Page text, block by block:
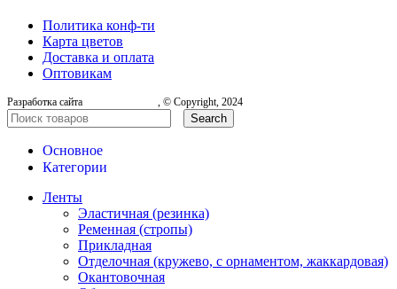
Политика конф-ти
Карта цветов
Доставка и оплата
Оптовикам
Разработка сайта , © Copyright, 2024
Search
Основное
Категории
Ленты
Эластичная (резинка)
Ременная (стропы)
Прикладная
Отделочная (кружево, с орнаментом, жаккардовая)
Окантовочная